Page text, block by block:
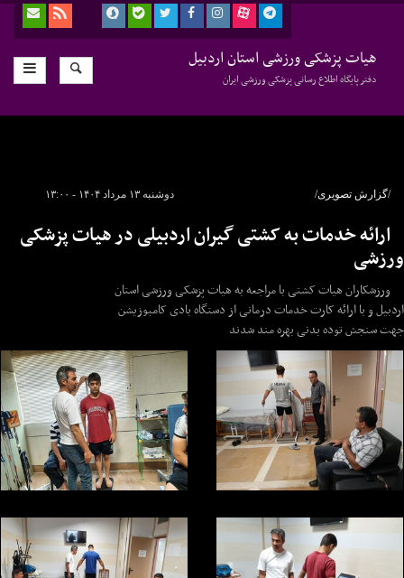
هیات پزشکی ورزشی استان اردبیل
دفتر پایگاه اطلاع رسانی پزشکی ورزشی ایران
دوشنبه ۱۳ مرداد ۱۴۰۴ - ۱۳:۰۰ /گزارش تصویری/
ارائه خدمات به کشتی گیران اردبیلی در هیات پزشکی
ورزشی
ورزشکاران هیات کشتی با مراجعه به هیات پزشکی ورزشی استان
اردبیل و با ارائه کارت خدمات درمانی از دستگاه بادی کامبوزیشن
جهت سنجش توده بدنی بهره مند شدند